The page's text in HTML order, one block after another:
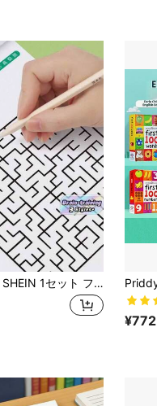
SHEIN 1セット フォーカス迷路トレーニングブック - 学生の思考力開発・注意ゲーム、子供向け教育玩具迷路ゲームブック、休日、ハロウィン、クリスマスのギフトに最適
¥772